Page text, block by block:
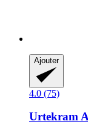
Ajouter
4.0 (75)
Urtekram